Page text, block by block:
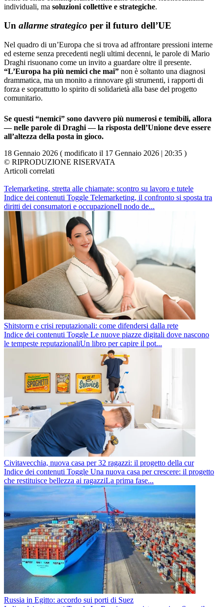
individuali, ma soluzioni collettive e strategiche.
Un allarme strategico per il futuro dell’UE
Nel quadro di un’Europa che si trova ad affrontare pressioni interne
ed esterne senza precedenti negli ultimi decenni, le parole di Mario
Draghi risuonano come un invito a guardare oltre il presente.
“L’Europa ha più nemici che mai” non è soltanto una diagnosi
drammatica, ma un monito a rinnovare gli strumenti, i rapporti di
forza e soprattutto lo spirito di solidarietà alla base del progetto
comunitario.
Se questi “nemici” sono davvero più numerosi e temibili, allora
— nelle parole di Draghi — la risposta dell’Unione deve essere
all’altezza della posta in gioco.
18 Gennaio 2026 ( modificato il 17 Gennaio 2026 | 20:35 )
© RIPRODUZIONE RISERVATA
Articoli correlati
Telemarketing, stretta alle chiamate: scontro su lavoro e tutele
Indice dei contenuti Toggle Telemarketing, il confronto si sposta tra
diritti dei consumatori e occupazioneIl nodo de...
Shitstorm e crisi reputazionali: come difendersi dalla rete
Indice dei contenuti Toggle Le nuove piazze digitali dove nascono
le tempeste reputazionaliUn libro per capire il pot...
Civitavecchia, nuova casa per 32 ragazzi: il progetto della cur
Indice dei contenuti Toggle Una nuova casa per crescere: il progetto
che restituisce bellezza ai ragazziLa prima fase...
Russia in Egitto: accordo sui porti di Suez